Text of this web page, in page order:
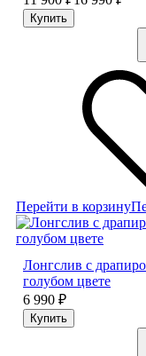
Перейти в корзину
Лонгслив с
голубом цвете
6 990 ₽